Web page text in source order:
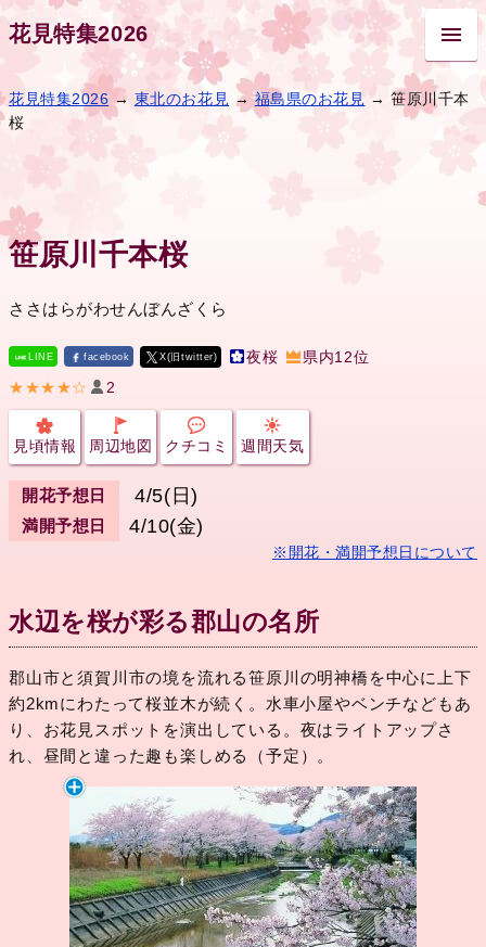
花見特集2026
花見特集2026 → 東北のお花見 →福島県のお花見 → 笹原川千本
桜
笹原川千本桜
ささはらがわせんぼんざくら
LINE facebook X(旧twitter) 夜桜 県内12位
★★★★☆ 2
見頃情報 周辺地図 クチコミ 週間天気
開花予想日 4/5(日)
満開予想日 4/10(金)
※開花・満開予想日について
水辺を桜が彩る郡山の名所
郡山市と須賀川市の境を流れる笹原川の明神橋を中心に上下
約2kmにわたって桜並木が続く。水車小屋やベンチなどもあ
り、お花見スポットを演出している。夜はライトアップさ
れ、昼間と違った趣も楽しめる（予定）。